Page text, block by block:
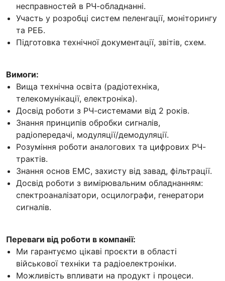
несправностей в РЧ-обладнанні.
Участь у розробці систем пеленгації, моніторингу
та РЕБ.
Підготовка технічної документації, звітів, схем.
Вимоги:
Вища технічна освіта (радіотехніка,
телекомунікації, електроніка).
Досвід роботи з РЧ-системами від 2 років.
Знання принципів обробки сигналів,
радіопередачі, модуляції/демодуляції.
Розуміння роботи аналогових та цифрових РЧ-
трактів.
Знання основ EMC, захисту від завад, фільтрації.
Досвід роботи з вимірювальним обладнанням:
спектроаналізатори, осцилографи, генератори
сигналів.
Переваги від роботи в компанії:
Ми гарантуємо цікаві проєкти в області
військової техніки та радіоелектроніки.
Можливість впливати на продукт і процеси.